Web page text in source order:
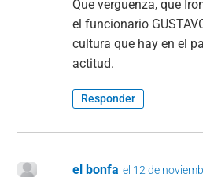
Que verguenza, que
el funcionario
cultura que hay en el
actitud.
Responder
el bonfa el 12 de